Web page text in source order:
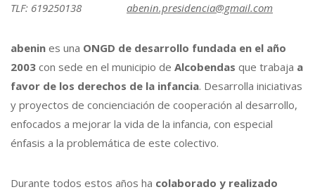
TLF: 619250138 abenin.presidencia@gmail.com
abenin es una ONGD de desarrollo fundada en el año
2003 con sede en el municipio de Alcobendas que trabaja a
favor de los derechos de la infancia. Desarrolla iniciativas
y proyectos de concienciación de cooperación al desarrollo,
enfocados a mejorar la vida de la infancia, con especial
énfasis a la problemática de este colectivo.
Durante todos estos años ha colaborado y realizado